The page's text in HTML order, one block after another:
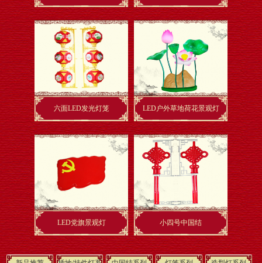
六面LED发光灯笼 LED户外草地荷花景观灯
LED党旗景观灯 小四号中国结